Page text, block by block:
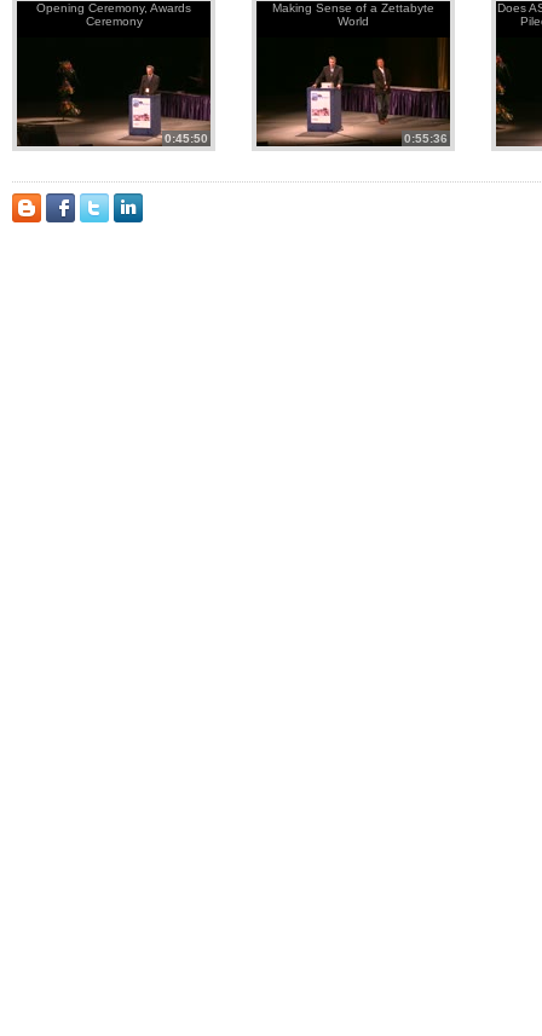
Opening Ceremony, Awards
Ceremony
0:45:50
Making Sense of a Zettabyte
World
0:55:36
Does